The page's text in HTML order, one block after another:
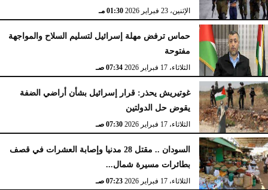
الإثنين، 23 فبراير 2026 02:15 مـالإثنين، 23 فبراير 2026 01:30 مـ
حماس ترفض مهلة إسرائيل لتسليم السلاح والمواجهة
مفتوحة
الثلاثاء، 17 فبراير 2026 07:34 صـ
غوتيريش يحذر: قرار إسرائيل بشأن أراضي الضفة
يقوض حل الدولتين
الثلاثاء، 17 فبراير 2026 07:30 صـ
السودان .. مقتل 28 مدنيا وإصابة العشرات في قصف
بطائرات مسيرة شمال...
الثلاثاء، 17 فبراير 2026 07:23 صـ